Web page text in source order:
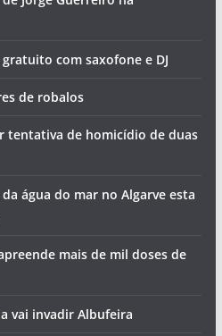
com saxofone e DJ
de robalos
tentativa de homicídio de duas
água do mar no Algarve esta
mais de mil doses de
vai invadir Albufeira